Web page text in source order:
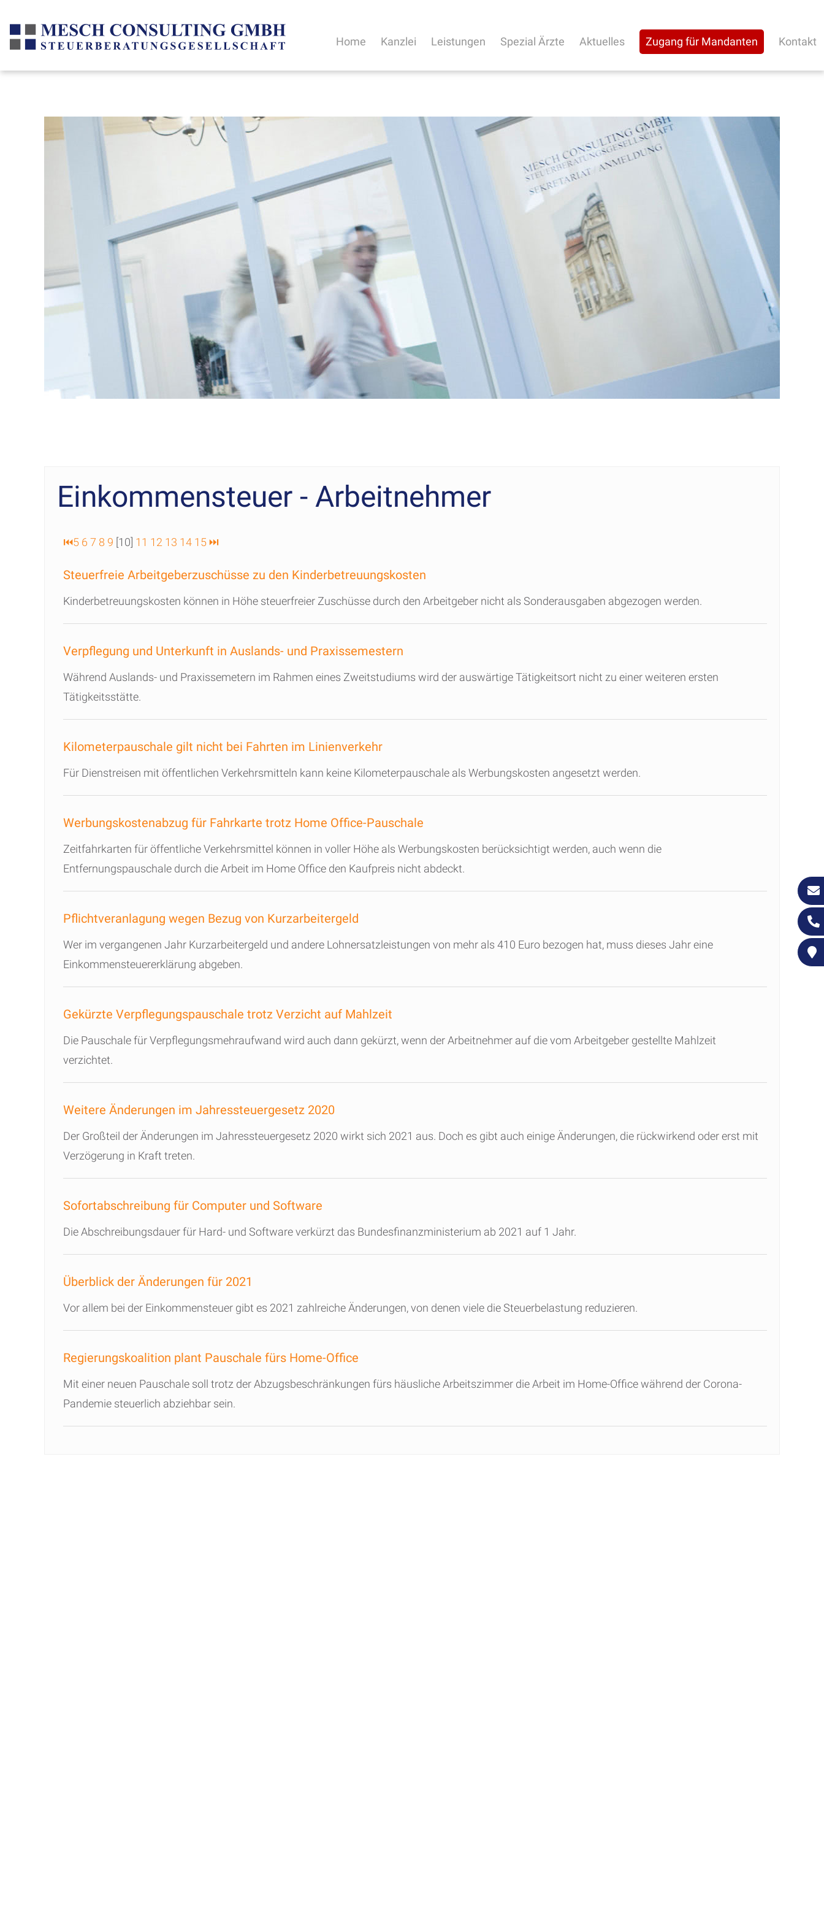
Home Kanzlei Leistungen Spezial Ärzte Aktuelles Zugang für Mandanten Kontakt
Einkommensteuer - Arbeitnehmer
⏮5 6 7 8 9 [10] 11 12 13 14 15⏭
Steuerfreie Arbeitgeberzuschüsse zu den Kinderbetreuungskosten
Kinderbetreuungskosten können in Höhe steuerfreier Zuschüsse durch den Arbeitgeber nicht als Sonderausgaben abgezogen werden.
Verpflegung und Unterkunft in Auslands- und Praxissemestern
Während Auslands- und Praxissemetern im Rahmen eines Zweitstudiums wird der auswärtige Tätigkeitsort nicht zu einer weiteren ersten
Tätigkeitsstätte.
Kilometerpauschale gilt nicht bei Fahrten im Linienverkehr
Für Dienstreisen mit öffentlichen Verkehrsmitteln kann keine Kilometerpauschale als Werbungskosten angesetzt werden.
Werbungskostenabzug für Fahrkarte trotz Home Office-Pauschale
Zeitfahrkarten für öffentliche Verkehrsmittel können in voller Höhe als Werbungskosten berücksichtigt werden, auch wenn die
Entfernungspauschale durch die Arbeit im Home Office den Kaufpreis nicht abdeckt.
Pflichtveranlagung wegen Bezug von Kurzarbeitergeld
Wer im vergangenen Jahr Kurzarbeitergeld und andere Lohnersatzleistungen von mehr als 410 Euro bezogen hat, muss dieses Jahr eine
Einkommensteuererklärung abgeben.
Gekürzte Verpflegungspauschale trotz Verzicht auf Mahlzeit
Die Pauschale für Verpflegungsmehraufwand wird auch dann gekürzt, wenn der Arbeitnehmer auf die vom Arbeitgeber gestellte Mahlzeit
verzichtet.
Weitere Änderungen im Jahressteuergesetz 2020
Der Großteil der Änderungen im Jahressteuergesetz 2020 wirkt sich 2021 aus. Doch es gibt auch einige Änderungen, die rückwirkend oder erst mit
Verzögerung in Kraft treten.
Sofortabschreibung für Computer und Software
Die Abschreibungsdauer für Hard- und Software verkürzt das Bundesfinanzministerium ab 2021 auf 1 Jahr.
Überblick der Änderungen für 2021
Vor allem bei der Einkommensteuer gibt es 2021 zahlreiche Änderungen, von denen viele die Steuerbelastung reduzieren.
Regierungskoalition plant Pauschale fürs Home-Office
Mit einer neuen Pauschale soll trotz der Abzugsbeschränkungen fürs häusliche Arbeitszimmer die Arbeit im Home-Office während der Corona-
Pandemie steuerlich abziehbar sein.